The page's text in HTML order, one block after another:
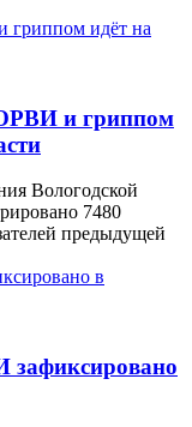
ОРВИ и гриппом
Вологодской
7480
предыдущей
зафиксировано